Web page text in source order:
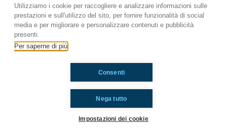
https://www.radioimmaginaria.it
Casa Gialla
Ti è piaciuto? Condividilo!
Utilizziamo i cookie per raccogliere e analizzare informazioni sulle
prestazioni e sull'utilizzo del sito, per fornire funzionalità di social
media e per migliorare e personalizzare contenuti e pubblicità
presenti.
Per saperne di più
Nega tutto
Consenti
Impostazioni dei cookie